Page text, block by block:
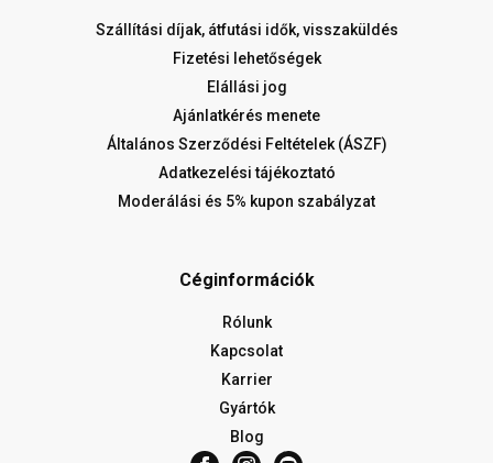
Szállítási díjak, átfutási idők, visszaküldés
Fizetési lehetőségek
Elállási jog
Ajánlatkérés menete
Általános Szerződési Feltételek (ÁSZF)
Adatkezelési tájékoztató
Moderálási és 5% kupon szabályzat
Céginformációk
Rólunk
Kapcsolat
Karrier
Gyártók
Blog